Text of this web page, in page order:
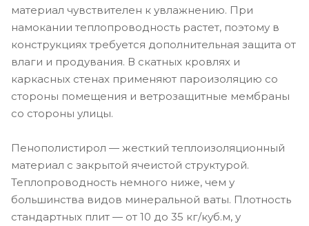
материал чувствителен к увлажнению. При
намокании теплопроводность растет, поэтому в
конструкциях требуется дополнительная защита от
влаги и продувания. В скатных кровлях и
каркасных стенах применяют пароизоляцию со
стороны помещения и ветрозащитные мембраны
со стороны улицы.
Пенополистирол — жесткий теплоизоляционный
материал с закрытой ячеистой структурой.
Теплопроводность немного ниже, чем у
большинства видов минеральной ваты. Плотность
стандартных плит — от 10 до 35 кг/куб.м, у